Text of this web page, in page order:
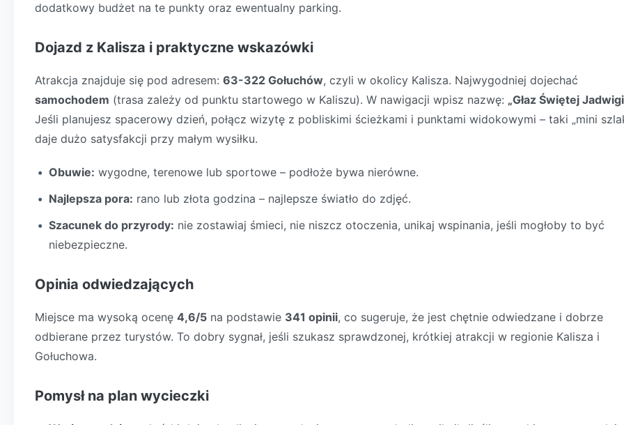
dodatkowy budżet na te punkty oraz ewentualny parking.
Dojazd z Kalisza i praktyczne wskazówki
Atrakcja znajduje się pod adresem: 63-322 Gołuchów, czyli w okolicy Kalisza. Najwygodniej dojechać
samochodem (trasa zależy od punktu startowego w Kaliszu). W nawigacji wpisz nazwę: „Głaz Świętej
Jeśli planujesz spacerowy dzień, połącz wizytę z pobliskimi ścieżkami i punktami widokowymi – taki „mini
daje dużo satysfakcji przy małym wysiłku.
Obuwie: wygodne, terenowe lub sportowe – podłoże bywa nierówne.
Najlepsza pora: rano lub złota godzina – najlepsze światło do zdjęć.
Szacunek do przyrody: nie zostawiaj śmieci, nie niszcz otoczenia, unikaj wspinania, jeśli mogłoby to być
niebezpieczne.
Opinia odwiedzających
Miejsce ma wysoką ocenę 4,6/5 na podstawie 341 opinii, co sugeruje, że jest chętnie odwiedzane i dobrze
odbierane przez turystów. To dobry sygnał, jeśli szukasz sprawdzonej, krótkiej atrakcji w regionie Kalisza i
Gołuchowa.
Pomysł na plan wycieczki